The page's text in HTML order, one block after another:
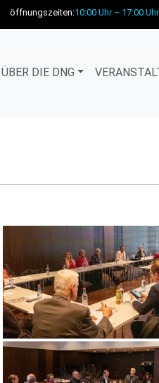
öffnungszeiten:10:00 Uhr – 17:00 Uhr
ÜBER DIE DNG